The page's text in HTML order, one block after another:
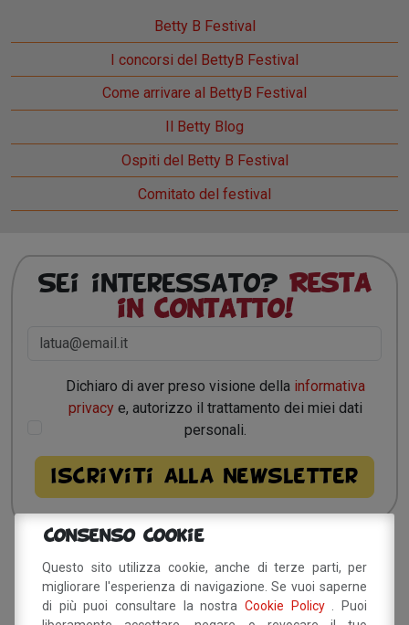
Betty B Festival
I concorsi del BettyB Festival
Come arrivare al BettyB Festival
Il Betty Blog
Ospiti del Betty B Festival
Comitato del festival
Sei interessato? Resta
in contatto!
Dichiaro di aver preso visione della informativa
privacy e, autorizzo il trattamento dei miei dati
personali.
Sito a cura del Comune di
Savignano sul Panaro
Consenso Cookie
Questo sito utilizza cookie, anche di terze parti, per
migliorare l'esperienza di navigazione. Se vuoi saperne
di più puoi consultare la nostra Cookie Policy
. Puoi